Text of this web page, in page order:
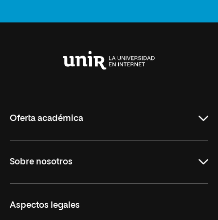
Oferta académica
Másteres Oficiales
Doctorados
Sobre nosotros
Facultades
Aspectos legales